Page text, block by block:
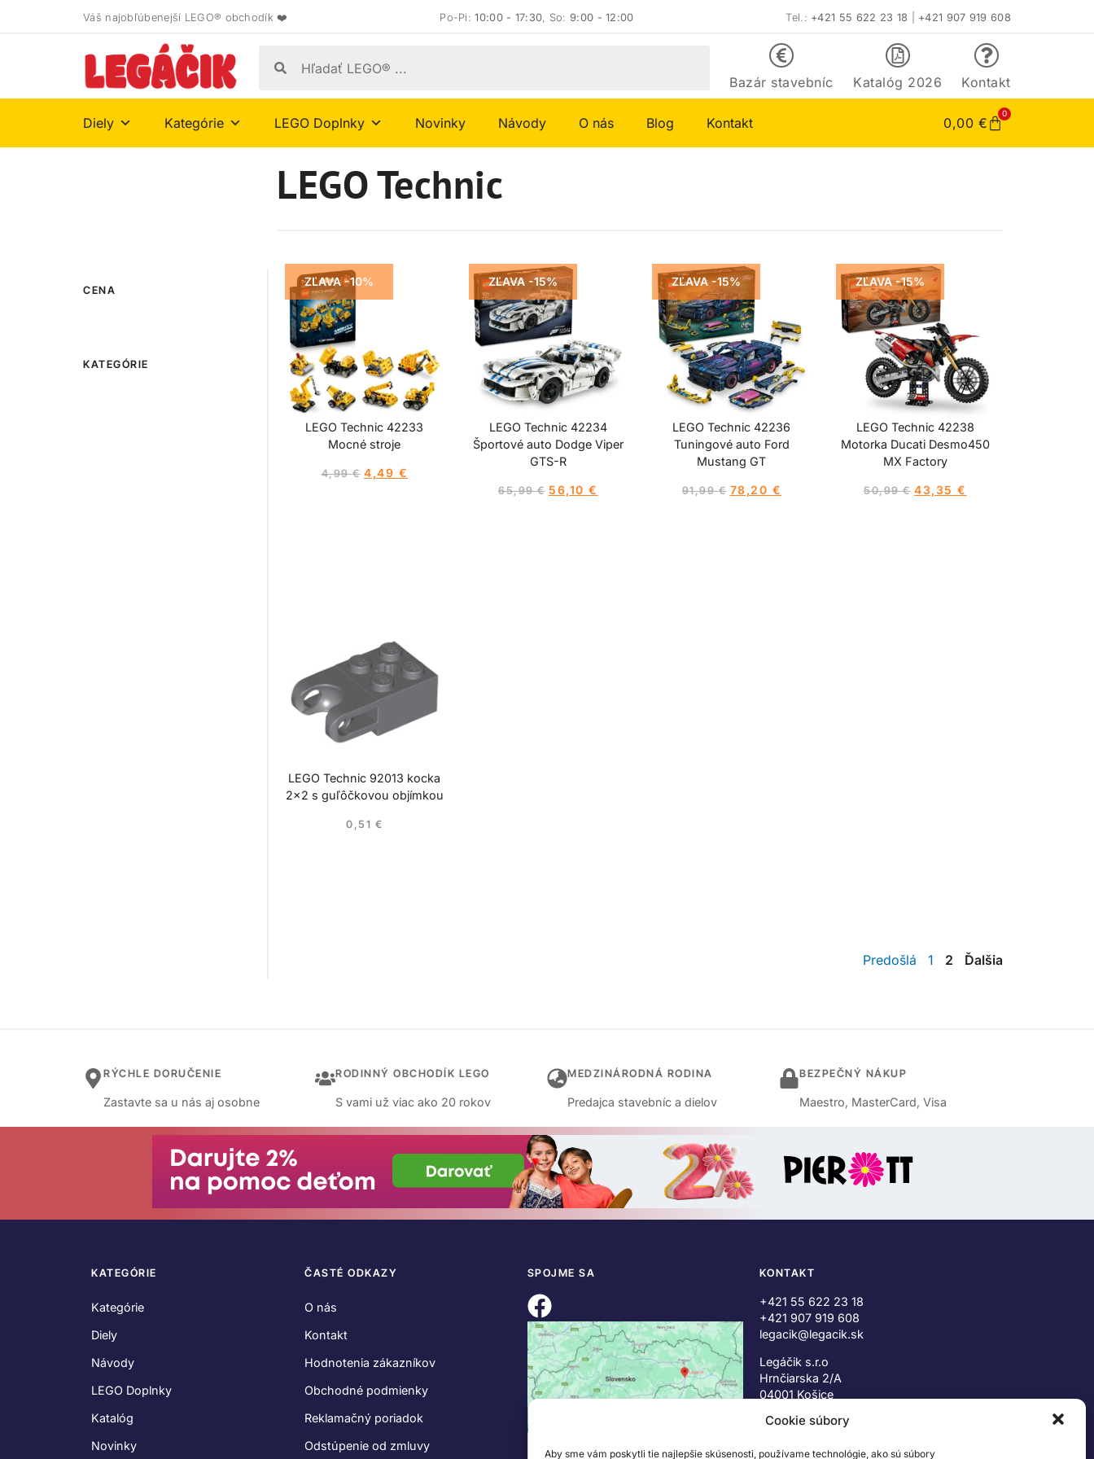
Cookie súbory
Aby sme vám poskytli tie najlepšie skúsenosti, používame technológie, ako sú súbory
Váš najobľúbenejší LEGO® obchodík ❤️ Po-Pi:10:00 - 17:30, So:9:00 - 12:00 Tel.: +421 55 622 23 18 +421 907 919 608
Bazár stavebníc Katalóg 2026 Kontakt
Diely Kategórie LEGO Doplnky Novinky Návody O nás Blog Kontakt 0,00 €
0
CENA
KATEGÓRIE
LEGO Technic
ZĽAVA -10%
LEGO Technic 42233
Mocné stroje
4,99€ 4,49 €
ZĽAVA -15%
LEGO Technic 42234
Športové auto Dodge Viper
GTS-R
65,99€ 56,10 €
ZĽAVA -15%
LEGO Technic 42236
Tuningové auto Ford
Mustang GT
91,99€ 78,20 €
ZĽAVA -15%
LEGO Technic 42238
Motorka Ducati Desmo450
MX Factory
50,99€ 43,35 €
LEGO Technic 92013 kocka
2×2 s guľôčkovou objímkou
0,51 €
Predošlá 1 2 Ďalšia
RÝCHLE DORUČENIE
Zastavte sa u nás aj osobne
RODINNÝ OBCHODÍK LEGO
S vami už viac ako 20 rokov
MEDZINÁRODNÁ RODINA
Predajca stavebníc a dielov
BEZPEČNÝ NÁKUP
Maestro, MasterCard, Visa
KATEGÓRIE
Kategórie
Diely
Návody
LEGO Doplnky
Katalóg
Novinky
ČASTÉ ODKAZY
O nás
Kontakt
Hodnotenia zákazníkov
Obchodné podmienky
Reklamačný poriadok
Odstúpenie od zmluvy
SPOJME SA KONTAKT
+421 55 622 23 18
+421 907 919 608
legacik@legacik.sk
Legáčik s.r.o
Hrnčiarska 2/A
04001 Košice
IČ DPH: SK2023978330